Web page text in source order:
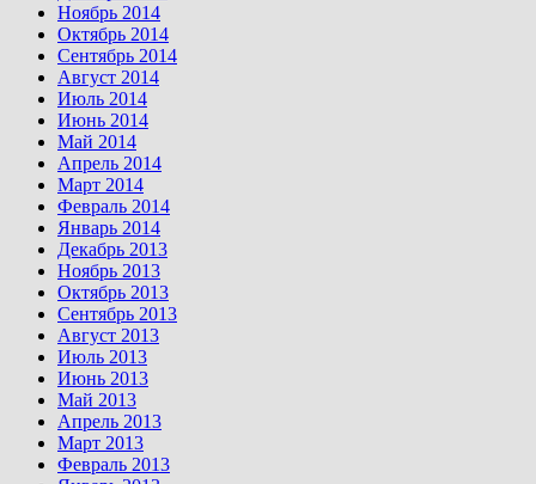
Ноябрь 2014
Октябрь 2014
Сентябрь 2014
Август 2014
Июль 2014
Июнь 2014
Май 2014
Апрель 2014
Март 2014
Февраль 2014
Январь 2014
Декабрь 2013
Ноябрь 2013
Октябрь 2013
Сентябрь 2013
Август 2013
Июль 2013
Июнь 2013
Май 2013
Апрель 2013
Март 2013
Февраль 2013